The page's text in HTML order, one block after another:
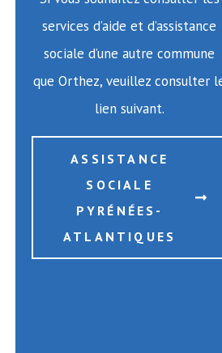
services d’aide et d’assistance
sociale d’une autre commune
que Orthez, veuillez consulter
lien suivant.
ASSISTANCE
SOCIALE
PYRÉNÉES-
ATLANTIQUES